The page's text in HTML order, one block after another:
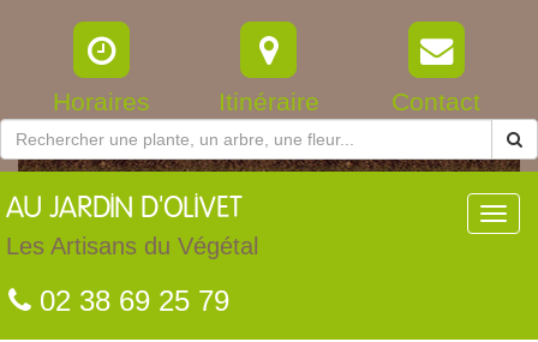
Horaires Itinéraire Contact
AU JARDIN D'OLIVET
Les Artisans du Végétal
02 38 69 25 79